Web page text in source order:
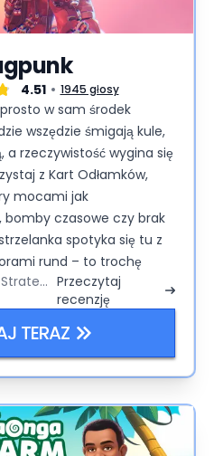
4.51 1945 głosy
w sam środek
wszędzie śmigają kule,
a rzeczywistość wygina się
z Kart Odłamków,
mocami jak
bomby czasowe czy brak
spotyka się tu z
rund – to trochę
chaos.
Strategy Przeczytaj
recenzję
TERAZ